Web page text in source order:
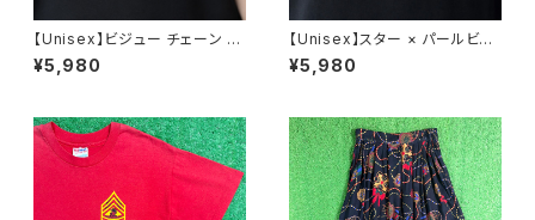
【Unisex】ビジュー チェーン ブ
レスレット / 古着 アクセサリー
N0737
¥5,980
【Unisex】スター × パールビー
ズ チャーム チェーン ブレスレッ
ト / 古着 アクセサリー N1109
¥5,980